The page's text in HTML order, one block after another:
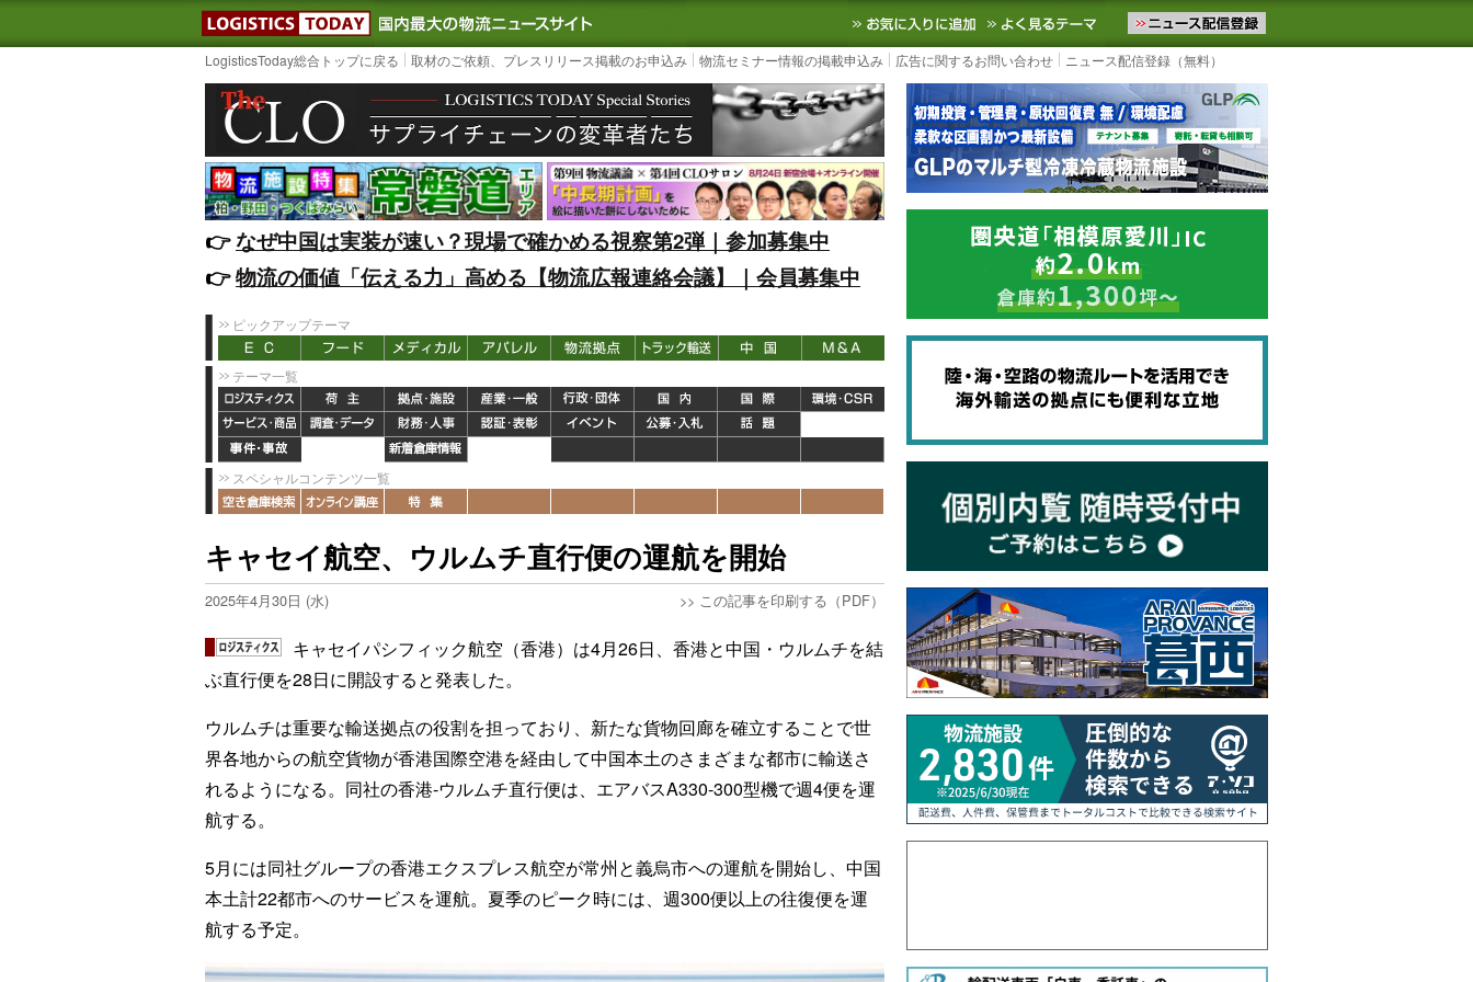
LOGISTICS TODAY｜国内最大の物流ニュースサイト3PL, SCMなど国内外の最新の物流ニュースをお届けします。物流ニュースメール配信を登録す
お気に入りに追加 よく見るテーマ
LogisticsToday総合トップに戻る 取材のご依頼、プレスリリース掲載のお申込み 物流セミナー情報の掲載申込み 広告に関するお問い合わせ ニュース配信登録（無料）
👉️なぜ中国は実装が速い？現場で確かめる視察第2弾｜参加募集中
👉️物流の価値「伝える力」高める【物流広報連絡会議】｜会員募集中
ピックアップテーマ
テーマ一覧
スペシャルコンテンツ一覧
キャセイ航空、ウルムチ直行便の運航を開始
2025年4月30日 (水) >> この記事を印刷する（PDF）
キャセイパシフィック航空（香港）は4月26日、香港と中国・ウルムチを結
ぶ直行便を28日に開設すると発表した。
ウルムチは重要な輸送拠点の役割を担っており、新たな貨物回廊を確立することで世
界各地からの航空貨物が香港国際空港を経由して中国本土のさまざまな都市に輸送さ
れるようになる。同社の香港-ウルムチ直行便は、エアバスA330-300型機で週4便を運
航する。
5月には同社グループの香港エクスプレス航空が常州と義烏市への運航を開始し、中国
本土計22都市へのサービスを運航。夏季のピーク時には、週300便以上の往復便を運
航する予定。